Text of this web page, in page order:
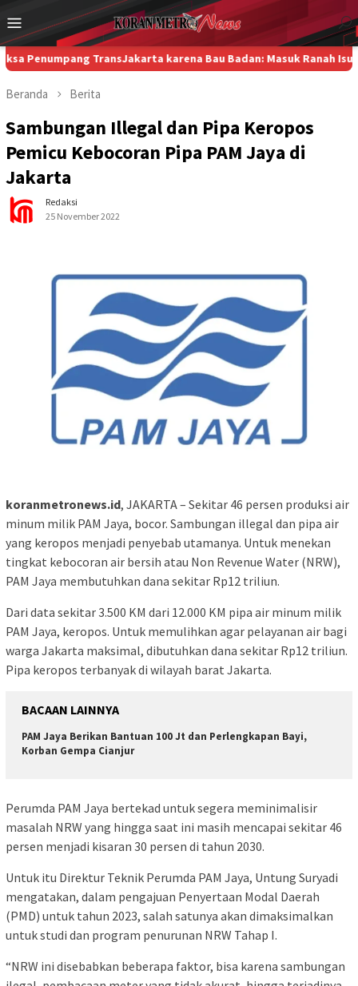
ke
konten
Menu
Mobile
TransJakarta karena Bau Badan: Masuk Ranah Isu Global,
Beranda Berita
Sambungan Illegal dan Pipa Keropos
Pemicu Kebocoran Pipa PAM Jaya di
Jakarta
Redaksi
25 November 2022
koranmetronews.id, JAKARTA – Sekitar 46 persen produksi air
minum milik PAM Jaya, bocor. Sambungan illegal dan pipa air
yang keropos menjadi penyebab utamanya. Untuk menekan
tingkat kebocoran air bersih atau Non Revenue Water (NRW),
PAM Jaya membutuhkan dana sekitar Rp12 triliun.
Dari data sekitar 3.500 KM dari 12.000 KM pipa air minum milik
PAM Jaya, keropos. Untuk memulihkan agar pelayanan air bagi
warga Jakarta maksimal, dibutuhkan dana sekitar Rp12 triliun.
Pipa keropos terbanyak di wilayah barat Jakarta.
BACAAN LAINNYA
PAM Jaya Berikan Bantuan 100 Jt dan Perlengkapan Bayi,
Korban Gempa Cianjur
Perumda PAM Jaya bertekad untuk segera meminimalisir
masalah NRW yang hingga saat ini masih mencapai sekitar 46
persen menjadi kisaran 30 persen di tahun 2030.
Untuk itu Direktur Teknik Perumda PAM Jaya, Untung Suryadi
mengatakan, dalam pengajuan Penyertaan Modal Daerah
(PMD) untuk tahun 2023, salah satunya akan dimaksimalkan
untuk studi dan program penurunan NRW Tahap I.
“NRW ini disebabkan beberapa faktor, bisa karena sambungan